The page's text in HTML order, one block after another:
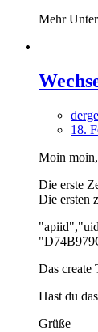
Mehr
18.
Moin moin,
Die erste
Die ersten
Das create
Hast du
Grüße